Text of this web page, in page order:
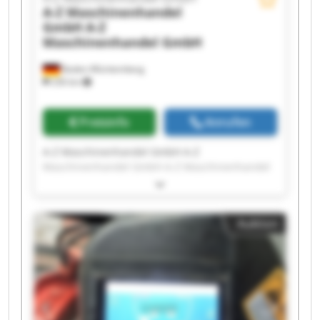
Baden-Württemberg
236 km
A-Z Maschinenhandel
GmbHA-Z
Maschinenhandel GmbH
Preisinfo Anrufen
GmbH A-Z Maschinenhandel GmbH A-Z
GmbH A-Z Maschinenhandel GmbH A-Z
Maschinenhandel GmbH A-Z Maschinenhandel
GmbH A-Z Maschinenhandel GmbH A-Z
Maschinenhandel GmbH A-Z Maschinenhandel
GmbH A-Z Maschinenhandel GmbH A-Z
Maschinenhandel GmbH A-Z Maschinenhandel
GmbH A-Z Maschinenhandel GmbH A-Z
Maschinenhandel GmbH A-Z Maschinenhandel